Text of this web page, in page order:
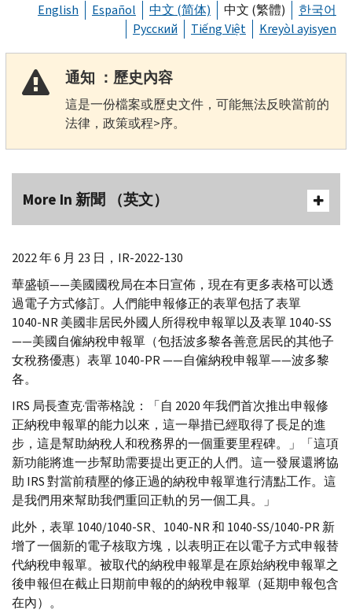
English Español 中文 (简体) 中文 (繁體)
한국어
Русский
Tiếng Việt Kreyòl ayisyen
通知 ：歷史內容
這是一份檔案或歷史文件，可能無法反映當前的
法律，政策或程>序。
More In 新聞 （英文）
2022 年 6 月 23 日， IR-2022-130
華盛頓——美國國稅局在本日宣佈，現在有更多表格可以透
過電子方式修訂。人們能申報修正的表單包括了表單
1040-NR美國非居民外國人所得稅申報單以及表單 1040-SS
——美國自僱納稅申報單（包括波多黎各善意居民的其他子
女稅務優惠）表單 1040-PR——自僱納稅申報單——波多黎
各。
IRS 局長查克·雷蒂格說：「自 2020 年我們首次推出申報修
正納稅申報單的能力以來，這一舉措已經取得了長足的進
步，這是幫助納稅人和稅務界的一個重要里程碑。」「這項
新功能將進一步幫助需要提出更正的人們。這一發展還將協
助 IRS對當前積壓的修正過的納稅申報單進行清點工作。這
是我們用來幫助我們重回正軌的另一個工具。」
此外，表單 1040/1040-SR、1040-NR和 1040-SS/1040-PR新
增了一個新的電子核取方塊，以表明正在以電子方式申報替
代納稅申報單。被取代的納稅申報單是在原始納稅申報單之
後申報但在截止日期前申報的的納稅申報單（延期申報包含
在內）。